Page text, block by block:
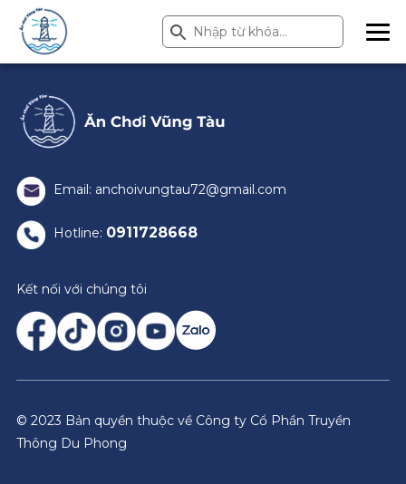
Search
for:
Search Button
ME
NU
Email: anchoivungtau72@gmail.com
Hotline: 0911728668
Kết nối với chúng tôi
© 2023 Bản quyền thuộc về Công ty Cổ Phần Truyền
Thông Du Phong